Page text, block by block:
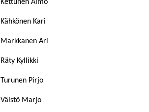
Kettunen Aimo
Kähkönen Kari
Markkanen Ari
Räty Kyllikki
Turunen Pirjo
Väistö Marjo